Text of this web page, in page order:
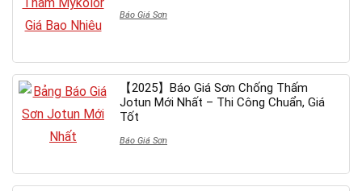
Báo Giá Sơn
【2025】Báo Giá Sơn Chống Thấm
Jotun Mới Nhất – Thi Công Chuẩn, Giá
Tốt
Báo Giá Sơn